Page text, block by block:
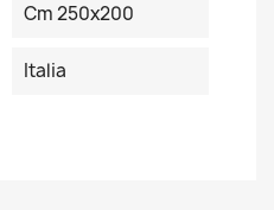
Cm 250x200
Italia